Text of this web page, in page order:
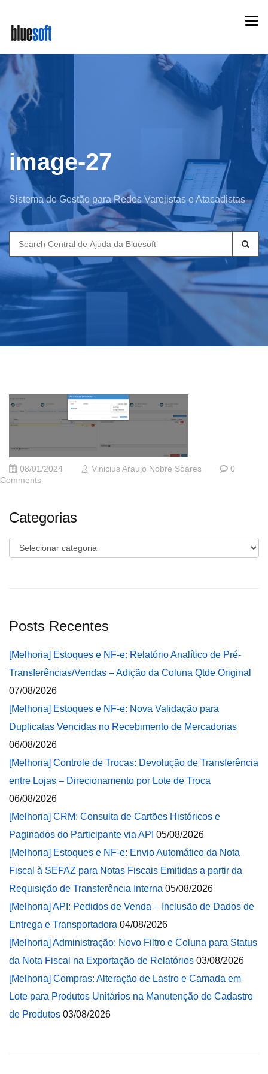
main
content
image-27
Sistema de Gestão para Redes Varejistas e Atacadistas
Search
for:
08/01/2024 Vinicius Araujo Nobre Soares
0
Comments
Categorias
Categorias
Posts Recentes
[Melhoria] Estoques e NF-e: Relatório Analítico de Pré-
Transferências/Vendas – Adição da Coluna Qtde Original
07/08/2026
[Melhoria] Estoques e NF-e: Nova Validação para
Duplicatas Vencidas no Recebimento de Mercadorias
06/08/2026
[Melhoria] Controle de Trocas: Devolução de Transferência
entre Lojas – Direcionamento por Lote de Troca
06/08/2026
[Melhoria] CRM: Consulta de Cartões Históricos e
Paginados do Participante via API 05/08/2026
[Melhoria] Estoques e NF-e: Envio Automático da Nota
Fiscal à SEFAZ para Notas Fiscais Emitidas a partir da
Requisição de Transferência Interna 05/08/2026
[Melhoria] API: Pedidos de Venda – Inclusão de Dados de
Entrega e Transportadora 04/08/2026
[Melhoria] Administração: Novo Filtro e Coluna para Status
da Nota Fiscal na Exportação de Relatórios 03/08/2026
[Melhoria] Compras: Alteração de Lastro e Camada em
Lote para Produtos Unitários na Manutenção de Cadastro
de Produtos 03/08/2026